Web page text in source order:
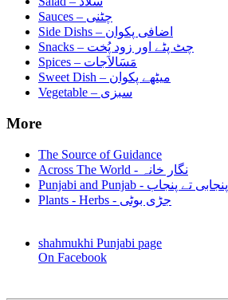
Sauces – چٹنی
Side Dishs – اضافی پکوان
Snacks – چٹ پٹے اور زود پُخت
Spices – مَسَالاَجات
Sweet Dish – میٹھے پکوان
Vegetable – سبزی
More
The Source of Guidance
Across The World - نگار خانہ
Punjabi and Punjab - پنجابی تے پنجاب
Plants - Herbs - جڑی بوٹی
shahmukhi Punjabi page
On Facebook